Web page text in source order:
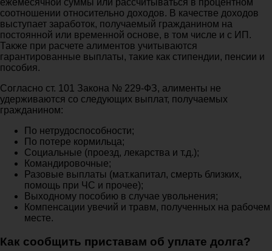
ежемесячной суммы или рассчитываться в процентном
соотношении относительно доходов. В качестве доходов
выступает заработок, получаемый гражданином на
постоянной или временной основе, в том числе и с ИП.
Также при расчете алиментов учитываются
гарантированные выплаты, такие как стипендии, пенсии и
пособия.
Согласно ст. 101 Закона № 229-ФЗ, алименты не
удерживаются со следующих выплат, получаемых
гражданином:
По нетрудоспособности;
По потере кормильца;
Социальные (проезд, лекарства и т.д.);
Командировочные;
Разовые выплаты (мат.капитал, смерть близких,
помощь при ЧС и прочее);
Выходному пособию в случае увольнения;
Компенсации увечий и травм, полученных на рабочем
месте.
Как сообщить приставам об уплате долга?